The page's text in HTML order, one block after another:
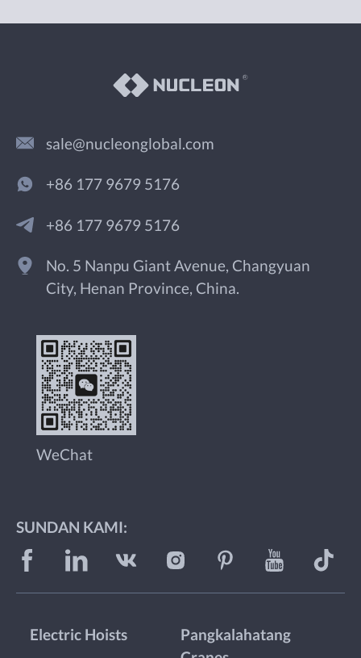
sale@nucleonglobal.com
+86 177 9679 5176
+86 177 9679 5176
No. 5 Nanpu Giant Avenue, Changyuan
City, Henan Province, China.
WeChat
SUNDAN KAMI:
Electric Hoists
Pangkalahatang